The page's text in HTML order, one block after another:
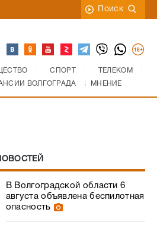
Поиск
СПОРТ
ТЕЛЕКОМ
ВОЛГОГРАДА МНЕНИЕ
В Волгоградской области 6
августа объявлена беспилотная
опасность